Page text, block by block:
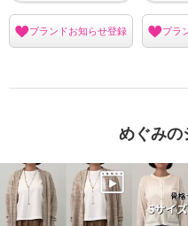
ブランドお知らせ登録 ブラ
めぐみの